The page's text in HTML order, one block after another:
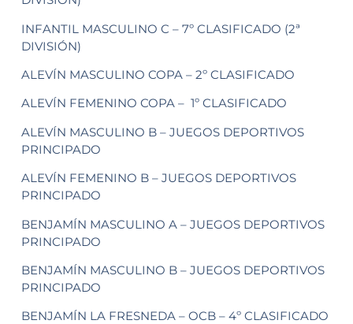
INFANTIL MASCULINO C – 7º CLASIFICADO (2ª
DIVISIÓN)
ALEVÍN MASCULINO COPA – 2º CLASIFICADO
ALEVÍN FEMENINO COPA – 1º CLASIFICADO
ALEVÍN MASCULINO B – JUEGOS DEPORTIVOS
PRINCIPADO
ALEVÍN FEMENINO B – JUEGOS DEPORTIVOS
PRINCIPADO
BENJAMÍN MASCULINO A – JUEGOS DEPORTIVOS
PRINCIPADO
BENJAMÍN MASCULINO B – JUEGOS DEPORTIVOS
PRINCIPADO
BENJAMÍN LA FRESNEDA – OCB – 4º CLASIFICADO